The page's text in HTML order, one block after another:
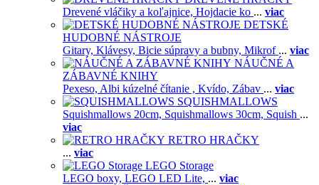
Drevené vláčiky a koľajnice, Hojdacie ko ... viac
DETSKÉ
HUDOBNÉ NÁSTROJE
Gitary, Klávesy, Bicie súpravy a bubny, Mikrof ... viac
NÁUČNÉ A
ZÁBAVNÉ KNIHY
Pexeso, Albi kúzelné čítanie , Kvído, Zábav ... viac
SQUISHMALLOWS
Squishmallows 20cm, Squishmallows 30cm, Squish ...
viac
RETRO HRAČKY
... viac
LEGO Storage
LEGO boxy, LEGO LED Lite, ... viac